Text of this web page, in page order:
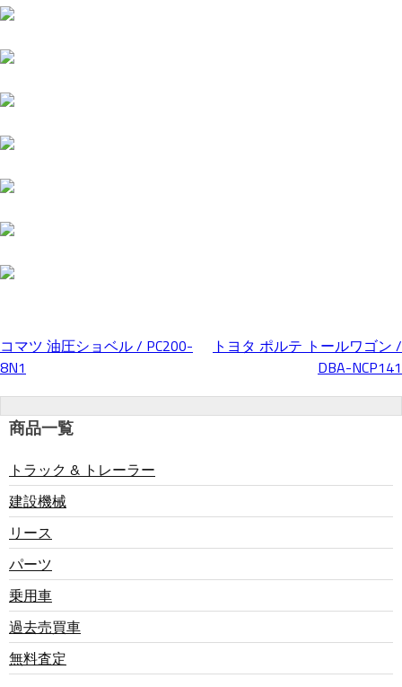
投
稿
ナ
ビ
ゲ
ー
シ
コマツ 油圧ショベル / PC200-
8N1
トヨタ ポルテ トールワゴン /
DBA-NCP141
商品一覧
トラック & トレーラー
建設機械
リース
パーツ
乗用車
過去売買車
無料査定